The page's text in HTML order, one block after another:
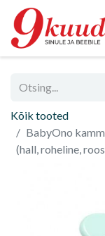
Kõik tooted
BabyOno
(hall, roheline,